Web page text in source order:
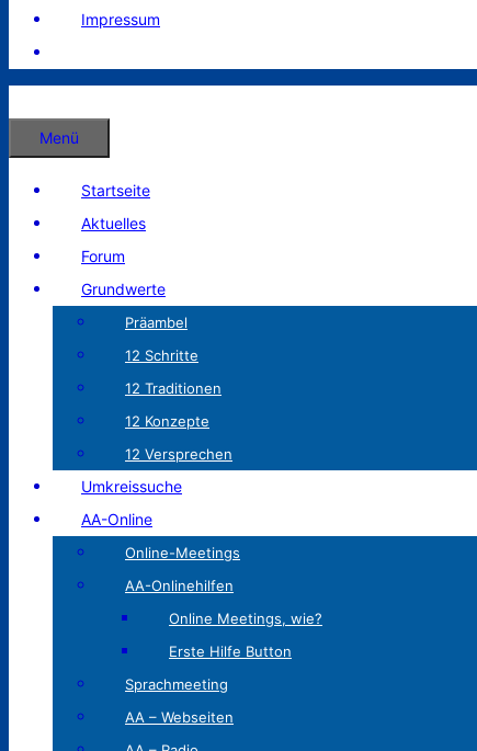
Impressum
Menü
Startseite
Aktuelles
Forum
Grundwerte
Präambel
12 Schritte
12 Traditionen
12 Konzepte
12 Versprechen
Umkreissuche
AA-Online
Online-Meetings
AA-Onlinehilfen
Online Meetings, wie?
Erste Hilfe Button
Sprachmeeting
AA – Webseiten